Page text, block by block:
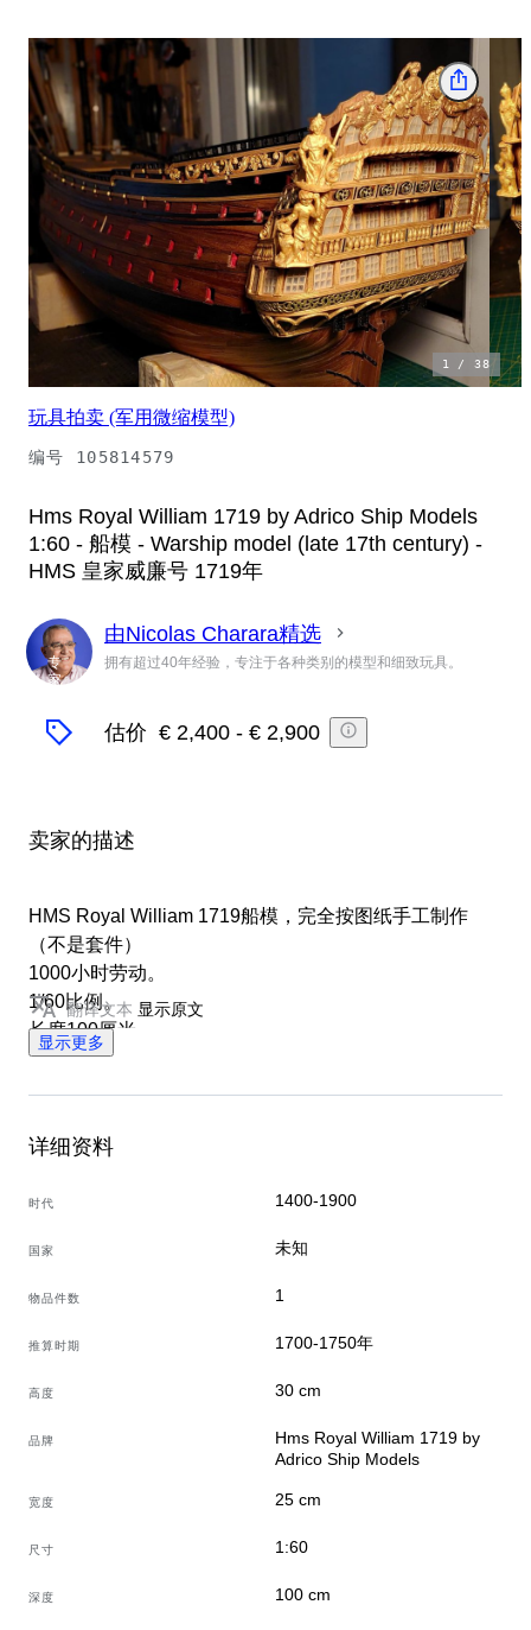
1 /38
玩具拍卖 (军用微缩模型)
编号 105814579
Hms Royal William 1719 by Adrico Ship Models
1:60 - 船模 - Warship model (late 17th century) -
HMS 皇家威廉号 1719年
专
家
由Nicolas Charara精选
拥有超过40年经验，专注于各种类别的模型和细致玩具。
估价 € 2,400 - € 2,900
卖家的描述
HMS Royal William 1719船模，完全按图纸手工制作
（不是套件）
1000小时劳动。
1/60比例。
长度100厘米。
完美无瑕的状态。
翻译文本 显示原文
显示更多
详细资料
时代 1400-1900
国家 未知
物品件数 1
推算时期 1700-1750年
高度 30 cm
品牌
Hms Royal William 1719 by
Adrico Ship Models
宽度 25 cm
尺寸 1:60
深度 100 cm